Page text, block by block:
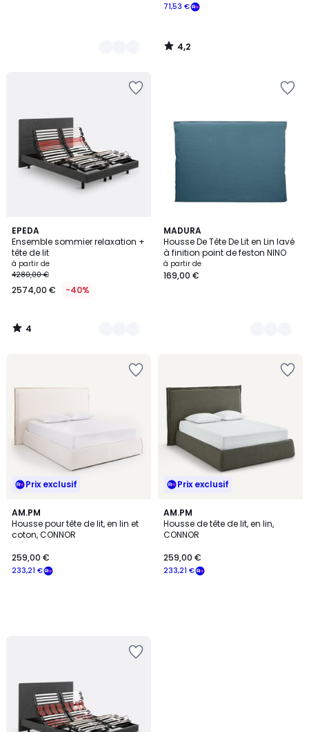
71,53 €
4,2
/
EPEDA
Ensemble sommier relaxation +
tête de lit
à partir de
4280,00 €
2574,00 € -40%
4
/
5
3
Couleurs
4
/
MADURA
Housse De Tête De Lit en Lin lavé
à finition point de feston NINO
à partir de
169,00 €
4
Couleurs
Prix exclusif
AM.PM
Housse pour tête de lit, en lin et
coton, CONNOR
233,21 €
259,00 €
Prix exclusif
AM.PM
Housse de tête de lit, en lin,
CONNOR
233,21 €
259,00 €